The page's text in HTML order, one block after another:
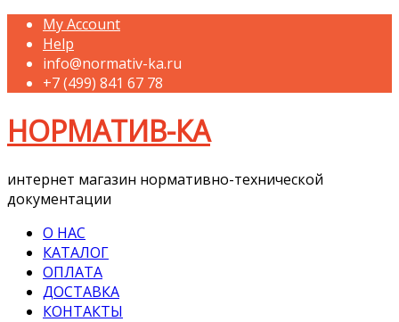
My Account
Help
info@normativ-ka.ru
+7 (499) 841 67 78
НОРМАТИВ-КА
интернет магазин нормативно-технической
документации
О НАС
КАТАЛОГ
ОПЛАТА
ДОСТАВКА
КОНТАКТЫ